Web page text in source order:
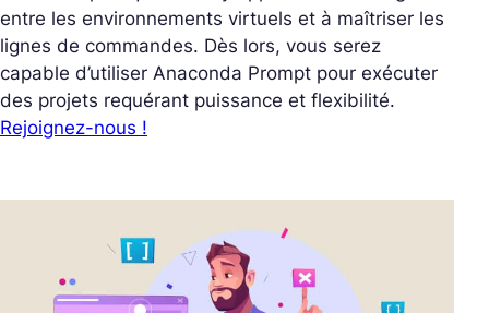
entre les environnements virtuels et à maîtriser les
lignes de commandes. Dès lors, vous serez
capable d’utiliser Anaconda Prompt pour exécuter
des projets requérant puissance et flexibilité.
Rejoignez-nous !